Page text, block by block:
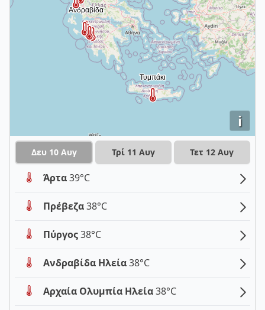
i
Δευ 10 Αυγ Τρί 11 Αυγ Τετ 12 Αυγ
Άρτα39°C
Πρέβεζα38°C
Πύργος38°C
Ανδραβίδα Ηλεία38°C
Αρχαία Ολυμπία Ηλεία38°C